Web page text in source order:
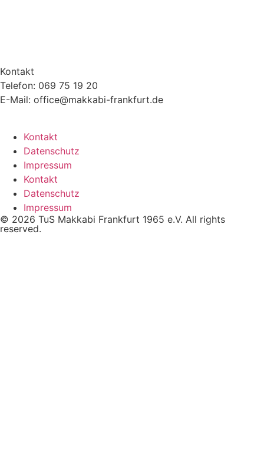
Kontakt
Telefon: 069 75 19 20
E-Mail: office@makkabi-frankfurt.de
Kontakt
Datenschutz
Impressum
Kontakt
Datenschutz
Impressum
© 2026 TuS Makkabi Frankfurt 1965 e.V. All rights
reserved.